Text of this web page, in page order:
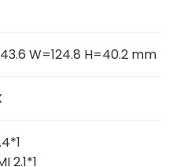
W=124.8 H=40.2 mm
2.1*1